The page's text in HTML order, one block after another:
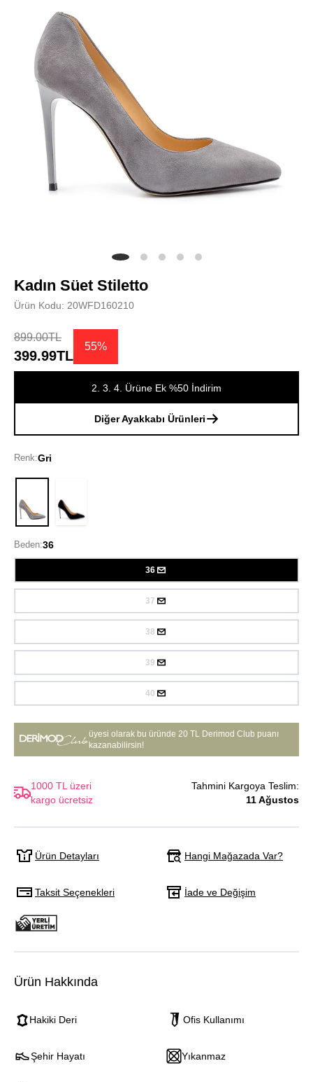
Kadın Süet Stiletto
Ürün Kodu: 20WFD160210
899.00TL
399.99TL
55%
2. 3. 4. Ürüne Ek %50 İndirim
Diğer Ayakkabı Ürünleri
Renk:Gri
Gri
Beden:36
36
37
38
39
40
üyesi olarak bu üründe 20 TL Derimod Club puanı
kazanabilirsin!
1000 TL üzeri
kargo ücretsiz
Tahmini Kargoya Teslim:
11 Ağustos
Ürün Detayları Hangi Mağazada Var?
Taksit Seçenekleri İade ve Değişim
Ürün Hakkında
Hakiki Deri Ofis Kullanımı
Şehir Hayatı Yıkanmaz